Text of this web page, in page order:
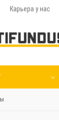
Карьера у нас